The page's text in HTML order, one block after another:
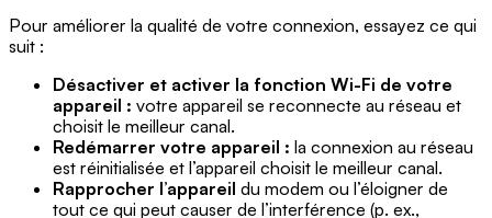
Pour améliorer la qualité de votre connexion, essayez ce qui
suit :
Désactiver et activer la fonction Wi-Fi de votre
appareil : votre appareil se reconnecte au réseau et
choisit le meilleur canal.
Redémarrer votre appareil : la connexion au réseau
est réinitialisée et l’appareil choisit le meilleur canal.
Rapprocher l’appareil du modem ou l’éloigner de
tout ce qui peut causer de l’interférence (p. ex.,